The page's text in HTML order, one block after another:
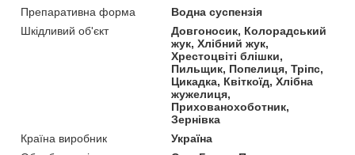
Препаративна форма
Водна суспензія
Шкідливий об'єкт
Довгоносик, Колорадський
жук, Хлібний жук,
Хрестоцвіті блішки,
Пильщик, Попелиця, Тріпс,
Цикадка, Квіткоїд, Хлібна
жужелиця,
Прихованохоботник,
Зернівка
Країна виробник
Україна